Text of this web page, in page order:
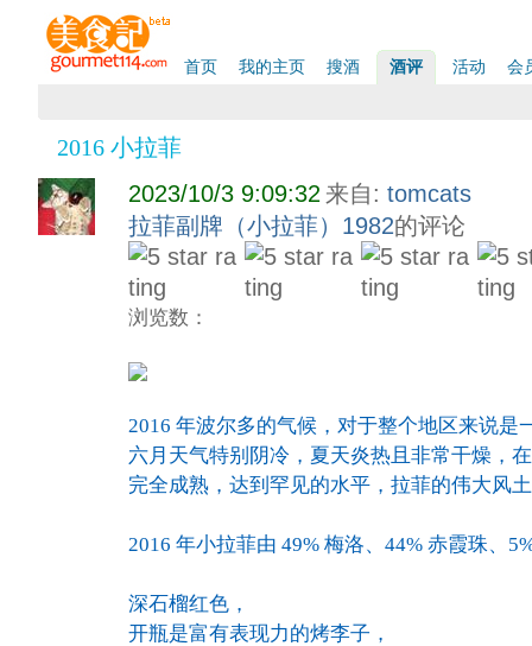
首页 我的主页 搜酒 酒评 活动 会
2016 小拉菲
2023/10/3 9:09:32 来自: tomcats
拉菲副牌（小拉菲）1982的评论
浏览数：
2016 年波尔多的气候，对于整个地区来说是
六月天气特别阴冷，夏天炎热且非常干燥，
完全成熟，达到罕见的水平，拉菲的伟大风
2016 年小拉菲由 49% 梅洛、44% 赤霞珠、
深石榴红色，
开瓶是富有表现力的烤李子，